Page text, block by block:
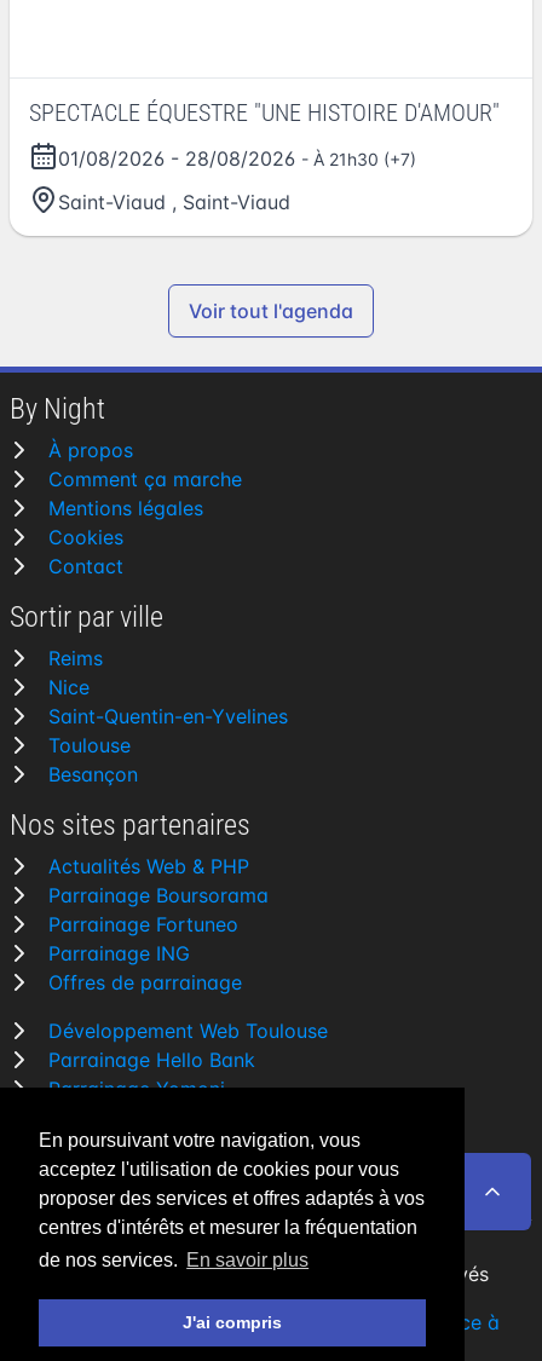
En poursuivant votre navigation, vous
acceptez l'utilisation de cookies pour vous
proposer des services et offres adaptés à vos
centres d'intérêts et mesurer la fréquentation
de nos services. En savoir plus
J'ai compris
SPECTACLE ÉQUESTRE "UNE HISTOIRE D'AMOUR"
01/08/2026 - 28/08/2026 - À 21h30 (+7)
Saint-Viaud , Saint-Viaud
Voir tout l'agenda
By Night
À propos
Comment ça marche
Mentions légales
Cookies
Contact
Sortir par ville
Reims
Nice
Saint-Quentin-en-Yvelines
Toulouse
Besançon
Nos sites partenaires
Actualités Web & PHP
Parrainage Boursorama
Parrainage Fortuneo
Parrainage ING
Offres de parrainage
Développement Web Toulouse
Parrainage Hello Bank
Parrainage Yomoni
Comparatif banque
By Night v5.7.3| © 2026 - Tous droits réservés
par undéveloppeur Web Freelance à
Toulouse